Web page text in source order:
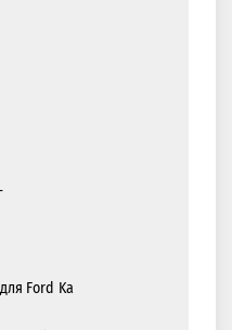
Ford Ka